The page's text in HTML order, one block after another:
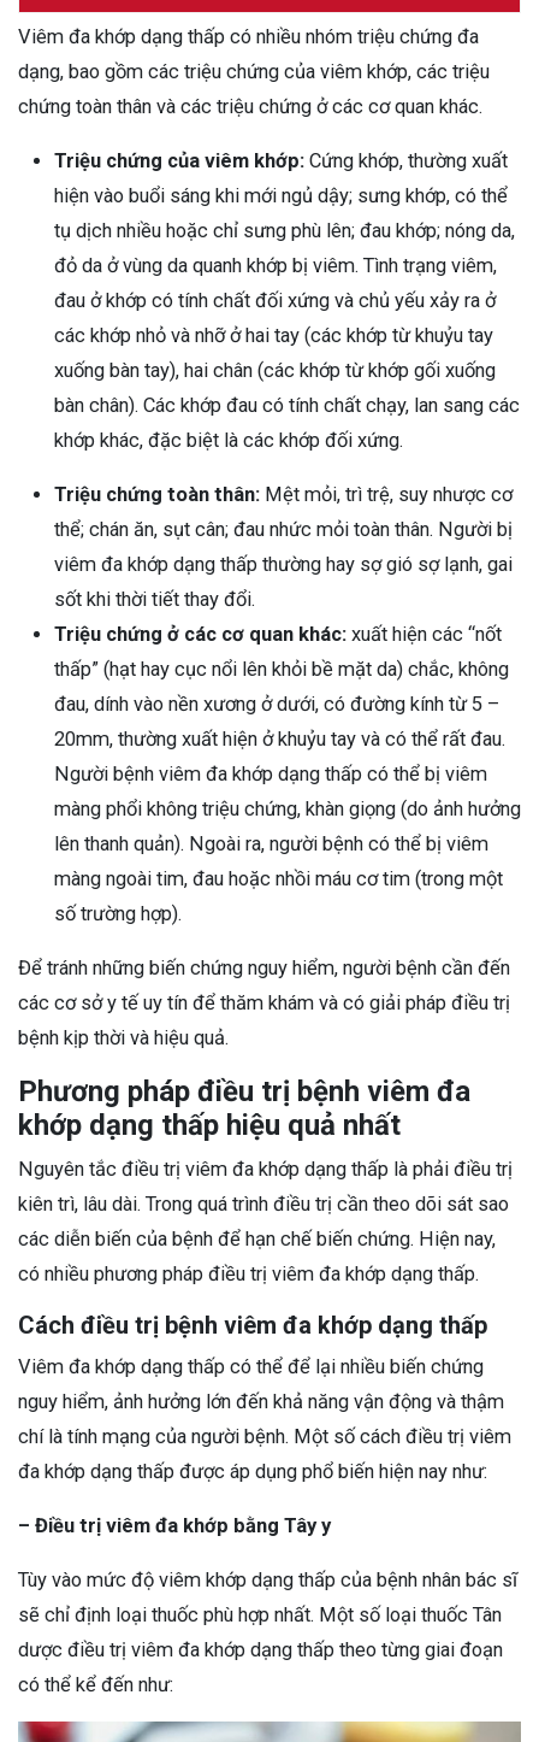
Viêm đa khớp dạng thấp có nhiều nhóm triệu chứng đa
dạng, bao gồm các triệu chứng của viêm khớp, các triệu
chứng toàn thân và các triệu chứng ở các cơ quan khác.
Triệu chứng của viêm khớp: Cứng khớp, thường xuất
hiện vào buổi sáng khi mới ngủ dậy; sưng khớp, có thể
tụ dịch nhiều hoặc chỉ sưng phù lên; đau khớp; nóng da,
đỏ da ở vùng da quanh khớp bị viêm. Tình trạng viêm,
đau ở khớp có tính chất đối xứng và chủ yếu xảy ra ở
các khớp nhỏ và nhỡ ở hai tay (các khớp từ khuỷu tay
xuống bàn tay), hai chân (các khớp từ khớp gối xuống
bàn chân). Các khớp đau có tính chất chạy, lan sang các
khớp khác, đặc biệt là các khớp đối xứng.
Triệu chứng toàn thân: Mệt mỏi, trì trệ, suy nhược cơ
thể; chán ăn, sụt cân; đau nhức mỏi toàn thân. Người bị
viêm đa khớp dạng thấp thường hay sợ gió sợ lạnh, gai
sốt khi thời tiết thay đổi.
Triệu chứng ở các cơ quan khác: xuất hiện các “nốt
thấp” (hạt hay cục nổi lên khỏi bề mặt da) chắc, không
đau, dính vào nền xương ở dưới, có đường kính từ 5 –
20mm, thường xuất hiện ở khuỷu tay và có thể rất đau.
Người bệnh viêm đa khớp dạng thấp có thể bị viêm
màng phổi không triệu chứng, khàn giọng (do ảnh hưởng
lên thanh quản). Ngoài ra, người bệnh có thể bị viêm
màng ngoài tim, đau hoặc nhồi máu cơ tim (trong một
số trường hợp).
Để tránh những biến chứng nguy hiểm, người bệnh cần đến
các cơ sở y tế uy tín để thăm khám và có giải pháp điều trị
bệnh kịp thời và hiệu quả.
Phương pháp điều trị bệnh viêm đa
khớp dạng thấp hiệu quả nhất
Nguyên tắc điều trị viêm đa khớp dạng thấp là phải điều trị
kiên trì, lâu dài. Trong quá trình điều trị cần theo dõi sát sao
các diễn biến của bệnh để hạn chế biến chứng. Hiện nay,
có nhiều phương pháp điều trị viêm đa khớp dạng thấp.
Cách điều trị bệnh viêm đa khớp dạng thấp
Viêm đa khớp dạng thấp có thể để lại nhiều biến chứng
nguy hiểm, ảnh hưởng lớn đến khả năng vận động và thậm
chí là tính mạng của người bệnh. Một số cách điều trị viêm
đa khớp dạng thấp được áp dụng phổ biến hiện nay như:
– Điều trị viêm đa khớp bằng Tây y
Tùy vào mức độ viêm khớp dạng thấp của bệnh nhân bác sĩ
sẽ chỉ định loại thuốc phù hợp nhất. Một số loại thuốc Tân
dược điều trị viêm đa khớp dạng thấp theo từng giai đoạn
có thể kể đến như: